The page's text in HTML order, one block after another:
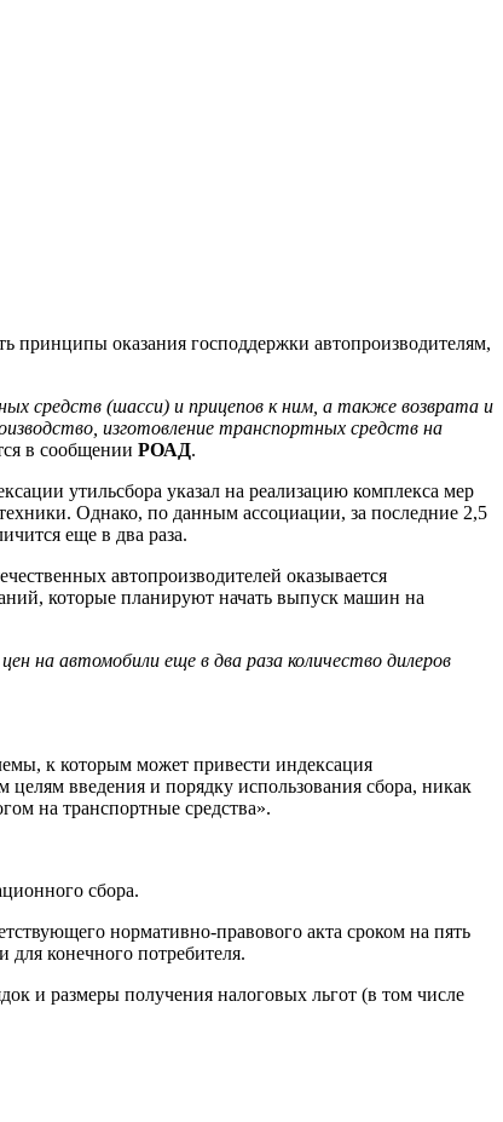
принципы оказания господдержки автопроизводителям,
средств (шасси) и прицепов к ним, а также возврата и
изготовление транспортных средств на
в сообщении РОАД.
утильсбора указал на реализацию комплекса мер
Однако, по данным ассоциации, за последние 2,5
еще в два раза.
автопроизводителей оказывается
которые планируют начать выпуск машин на
на автомобили еще в два раза количество дилеров
к которым может привести индексация
введения и порядку использования сбора, никак
на транспортные средства».
сбора.
нормативно-правового акта сроком на пять
для конечного потребителя.
и размеры получения налоговых льгот (в том числе